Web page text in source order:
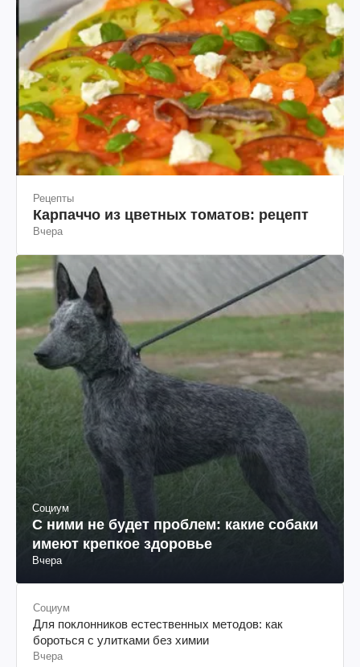
Рецепты
Карпаччо из цветных томатов: рецепт
Социум
С ними не будет проблем: какие собаки
имеют крепкое здоровье
Социум
Для поклонников естественных методов: как
бороться с улитками без химии